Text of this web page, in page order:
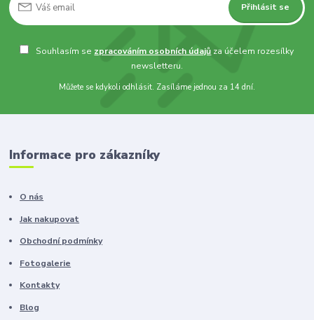
Přihlásit se
Souhlasím se zpracováním osobních údajů za účelem rozesílky
newsletteru.
Můžete se kdykoli odhlásit. Zasíláme jednou za 14 dní.
Informace pro zákazníky
O nás
Jak nakupovat
Obchodní podmínky
Fotogalerie
Kontakty
Blog